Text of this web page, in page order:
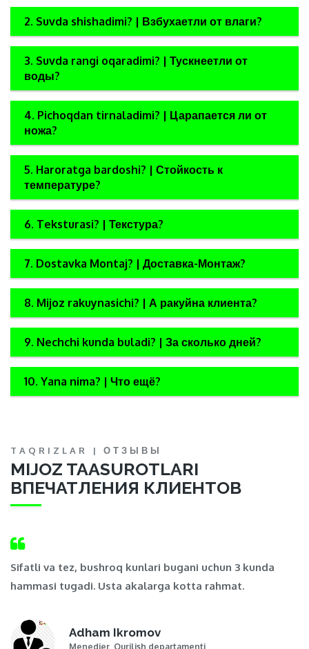
2. Suvda shishadimi? | Взбухаетли от влаги?
3. Suvda rangi oqaradimi? | Тускнеетли от
воды?
4. Pichoqdan tirnaladimi? | Царапается ли от
ножа?
5. Haroratga bardoshi? | Стойкость к
температуре?
6. Teksturasi? | Текстура?
7. Dostavka Montaj? | Доставка-Монтаж?
8. Mijoz rakuynasichi? | А ракуйна клиента?
9. Nechchi kunda buladi? | За сколько дней?
10. Yana nima? | Что ещё?
TAQRIZLAR | ОТЗЫВЫ
MIJOZ TAASUROTLARI
ВПЕЧАТЛЕНИЯ КЛИЕНТОВ
Sifatli va tez, bushroq kunlari bugani uchun 3 kunda
hammasi tugadi. Usta akalarga kotta rahmat.
Adham Ikromov
Menedjer, Qurilish departamenti